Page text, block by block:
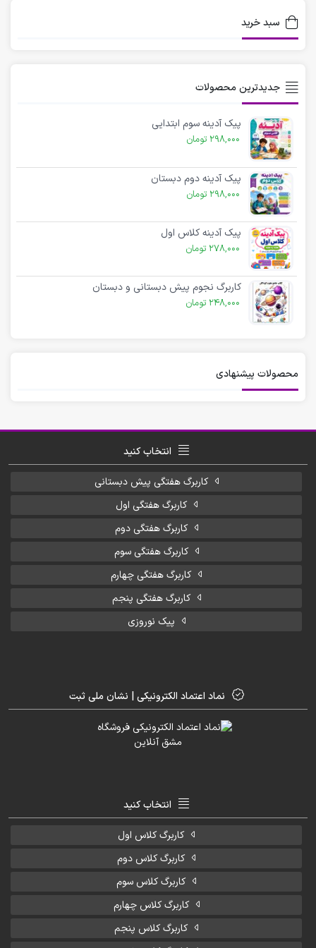
سبد خرید
جدیدترین محصولات
پیک آدینه سوم ابتدایی
298,000 تومان
پیک آدینه دوم دبستان
298,000 تومان
پیک آدینه کلاس اول
278,000 تومان
کاربرگ نجوم پیش دبستانی و دبستان
248,000 تومان
محصولات پیشنهادی
انتخاب کنید
کاربرگ هفتگی پیش دبستانی
کاربرگ هفتگی اول
کاربرگ هفتگی دوم
کاربرگ هفتگی سوم
کاربرگ هفتگی چهارم
کاربرگ هفتگی پنجم
پیک نوروزی
نماد اعتماد الکترونیکی | نشان ملی ثبت
انتخاب کنید
کاربرگ کلاس اول
کاربرگ کلاس دوم
کاربرگ کلاس سوم
کاربرگ کلاس چهارم
کاربرگ کلاس پنجم